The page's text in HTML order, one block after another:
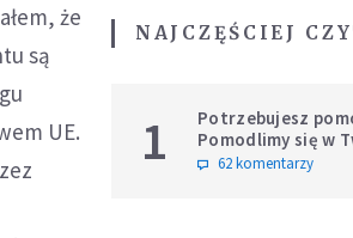
że
są
UE.
NAJCZĘŚCIEJ
1
Potrzebujesz
Pomodlimy się w
intencji
62 komentarzy